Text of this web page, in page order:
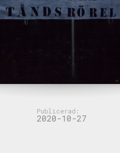
Publicerad:
2020-10-27